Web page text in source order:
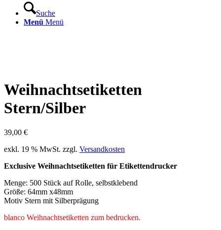
Suche
Menü Menü
Weihnachtsetiketten
Stern/Silber
39,00 €
exkl. 19 % MwSt. zzgl. Versandkosten
Exclusive Weihnachtsetiketten für Etikettendrucker
Menge: 500 Stück auf Rolle, selbstklebend
Größe: 64mm x48mm
Motiv Stern mit Silberprägung
blanco Weihnachtsetiketten zum bedrucken.